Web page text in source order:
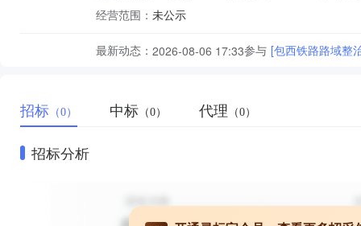
经营范围： 未公示
最新动态： 2026-08-06 17:33参与 [包西铁路路域整
招标 （0） 中标 （0） 代理 （0）
招标分析